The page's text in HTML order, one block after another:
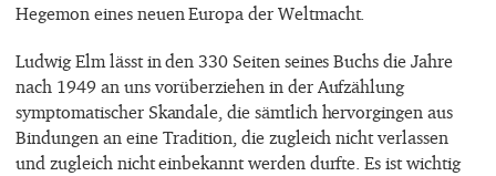
Hegemon eines neuen Europa der Weltmacht.
Ludwig Elm lässt in den 330 Seiten seines Buchs die Jahre
nach 1949 an uns vorüberziehen in der Aufzählung
symptomatischer Skandale, die sämtlich hervorgingen aus
Bindungen an eine Tradition, die zugleich nicht verlassen
und zugleich nicht einbekannt werden durfte. Es ist wichtig